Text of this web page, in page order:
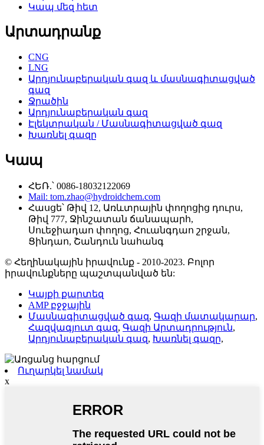
Կապ մեզ հետ
Արտադրանք
CNG
LNG
Արդյունաբերական գազ և մասնագիտացված
գազ
Ջրածին
Արդյունաբերական գազ
Էլեկտրական / Մասնագիտացված գազ
Խառնել գազը
Կապ
ՀԵՌ.՝ 0086-18032122069
Mail: tom.zhao@hydroidchem.com
Հասցե՝ Թիվ 12, Առևտրային փողոցից դուրս,
Թիվ 777, Ջինշատան ճանապարհ,
Սուեջիադաո փողոց, Հուանգդաո շրջան,
Ցինդաո, Շանդուն նահանգ
© Հեղինակային իրավունք - 2010-2023. Բոլոր
իրավունքները պաշտպանված են:
Կայքի քարտեզ
AMP բջջային
Մասնագիտացված գազ, Գազի մատակարար,
Հազվագյուտ գազ, Գազի Արտադրություն,
Արդյունաբերական գազ, Խառնել գազը,
Ուղարկել նամակ
x